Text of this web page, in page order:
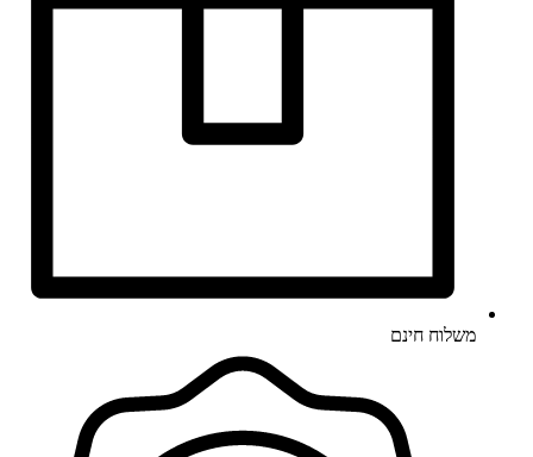
משלוח חינם